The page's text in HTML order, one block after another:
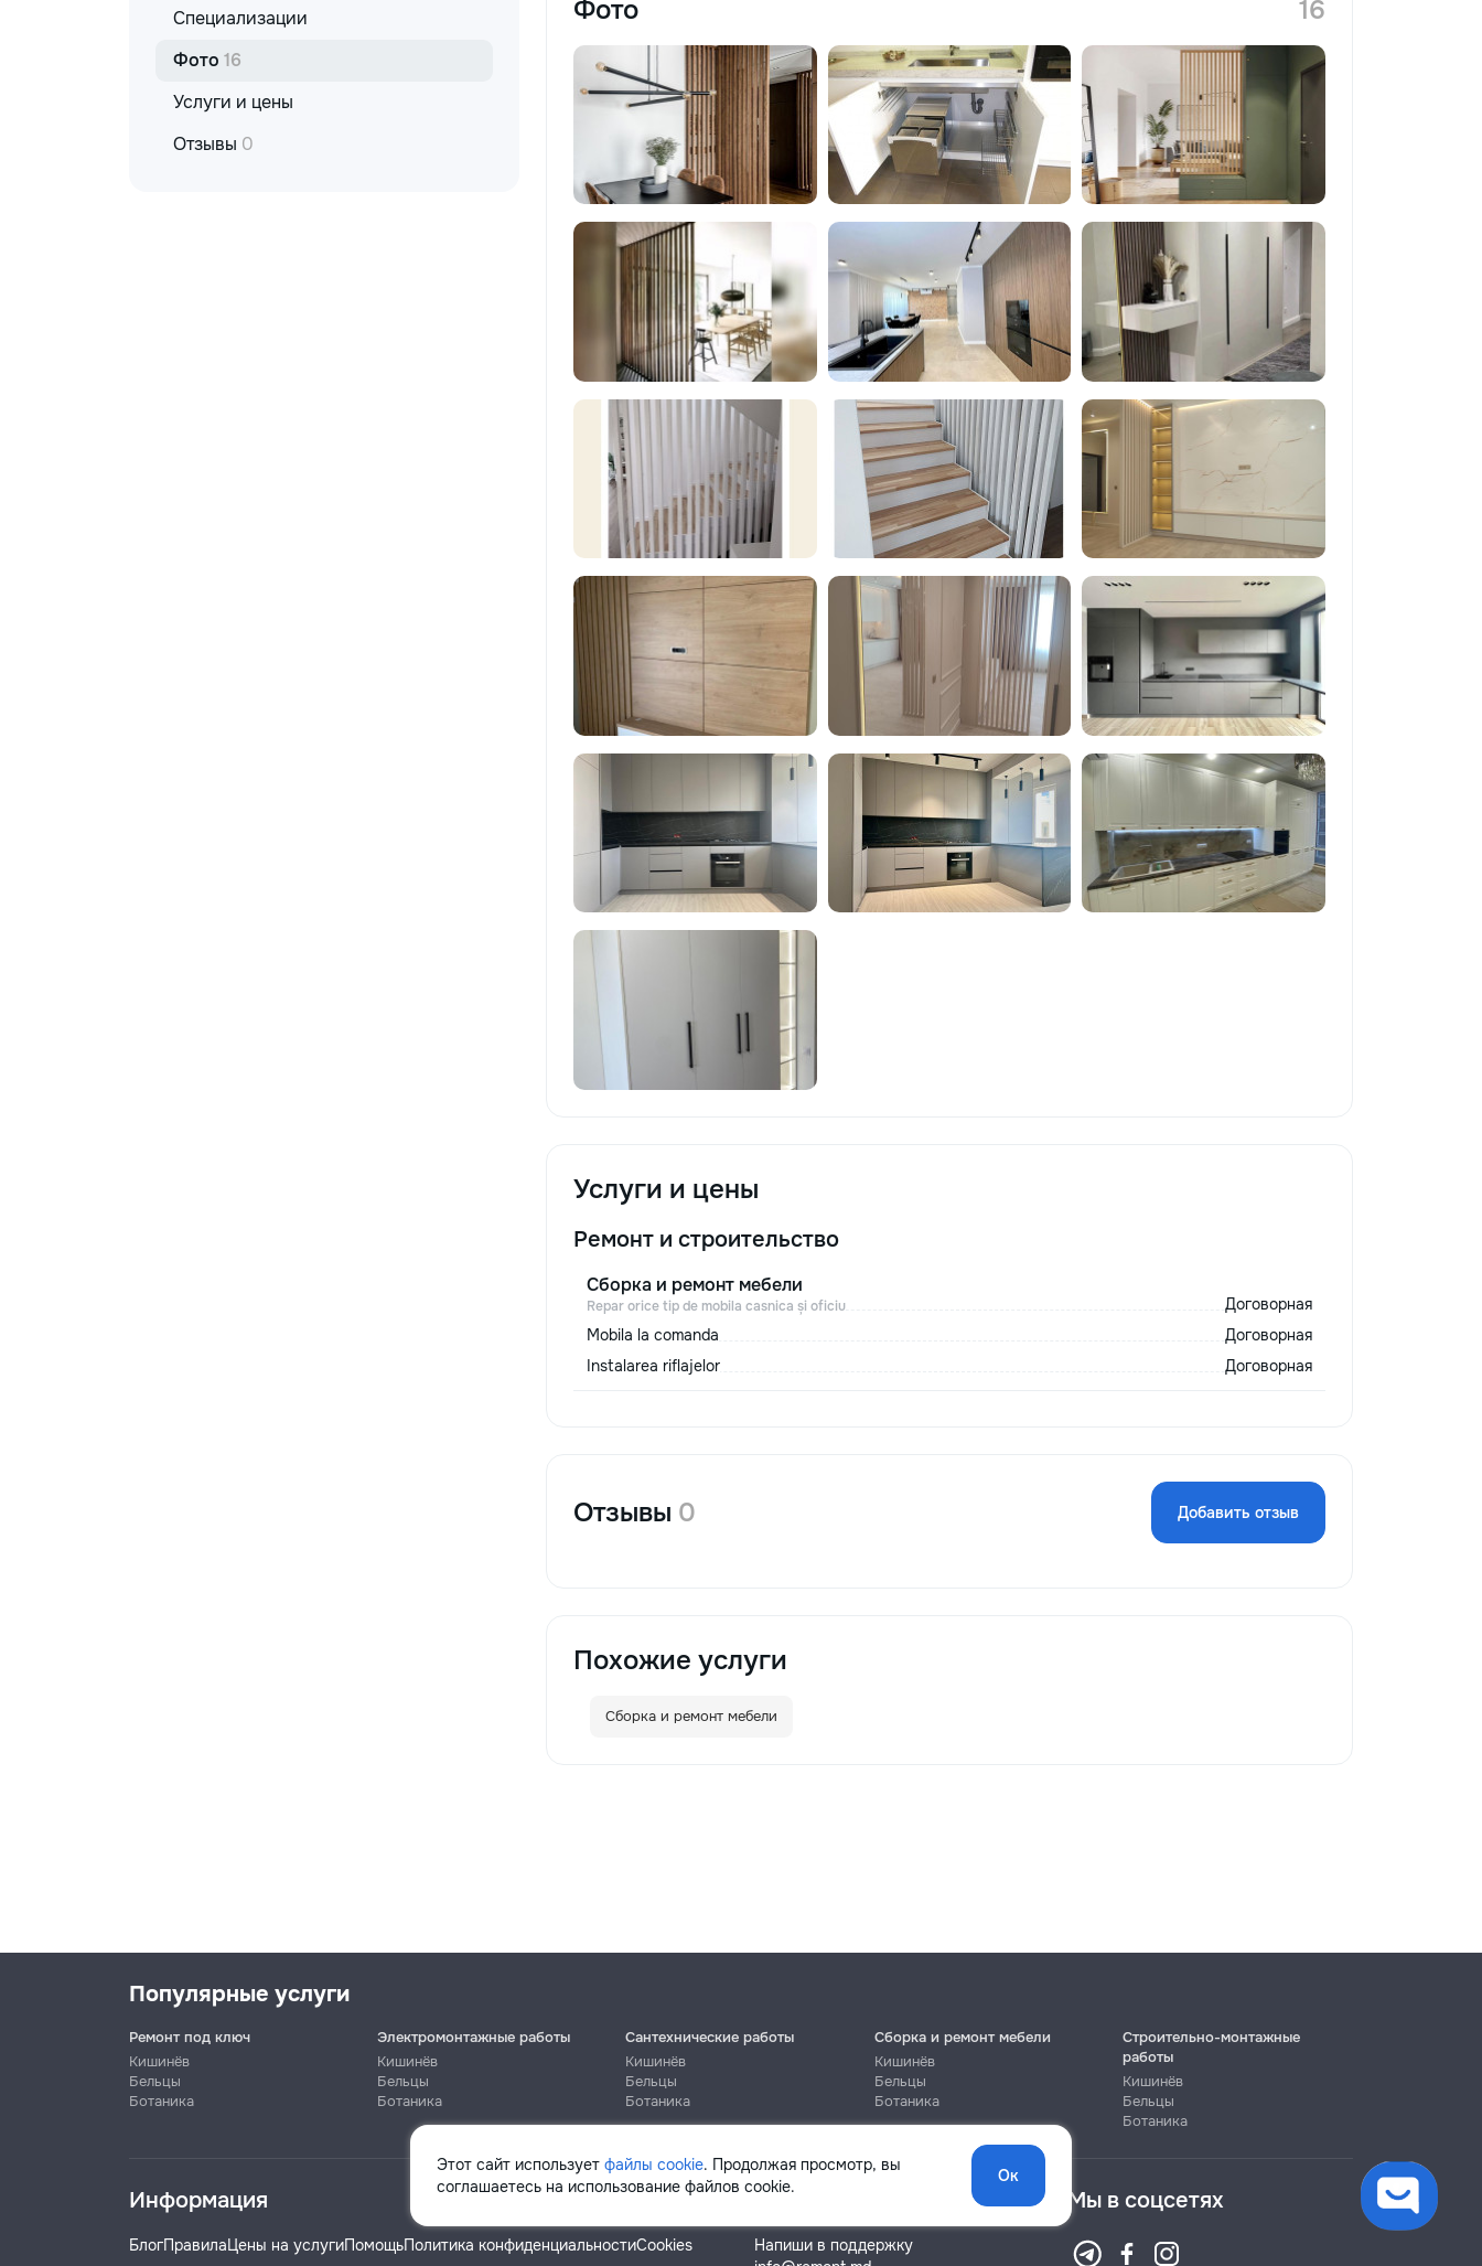
также садоводство и помощь в
уходе за дачей. Почему выбирают
нас? • Профессионализм — опыт и
внимание к деталям, мы заботимся
о качестве работы. • Удобство —
приедем в удобное время, с
необходимыми инструментами. •
Доступные цены — честные
расценки без скрытых затрат. С
нами ваш дом в надежных руках!
Обращайтесь за помощью — мы
решим любую задачу быстро и
Специализации
Фото 16
Услуги и цены
Отзывы 0
Фото 16
Услуги и цены
Ремонт и строительство
Сборка и ремонт мебели
Repar orice tip de mobila casnica și oficiu
Договорная
Mobila la comanda
Договорная
Instalarea riflajelor
Договорная
Отзывы 0 Добавить отзыв
Похожие услуги
Сборка и ремонт мебели
Этот сайт использует файлы cookie. Продолжая просмотр, вы
соглашаетесь на использование файлов cookie.
Ок
Популярные услуги
Ремонт под ключ
Кишинёв
Бельцы
Ботаника
Электромонтажные работы
Кишинёв
Бельцы
Ботаника
Сантехнические работы
Кишинёв
Бельцы
Ботаника
Сборка и ремонт мебели
Кишинёв
Бельцы
Ботаника
Строительно-монтажные
работы
Кишинёв
Бельцы
Ботаника
Информация
БлогПравилаЦены на услугиПомощьПолитика конфиденциальностиCookies
Помощь
Напиши в поддержку
Мы в соцсетях